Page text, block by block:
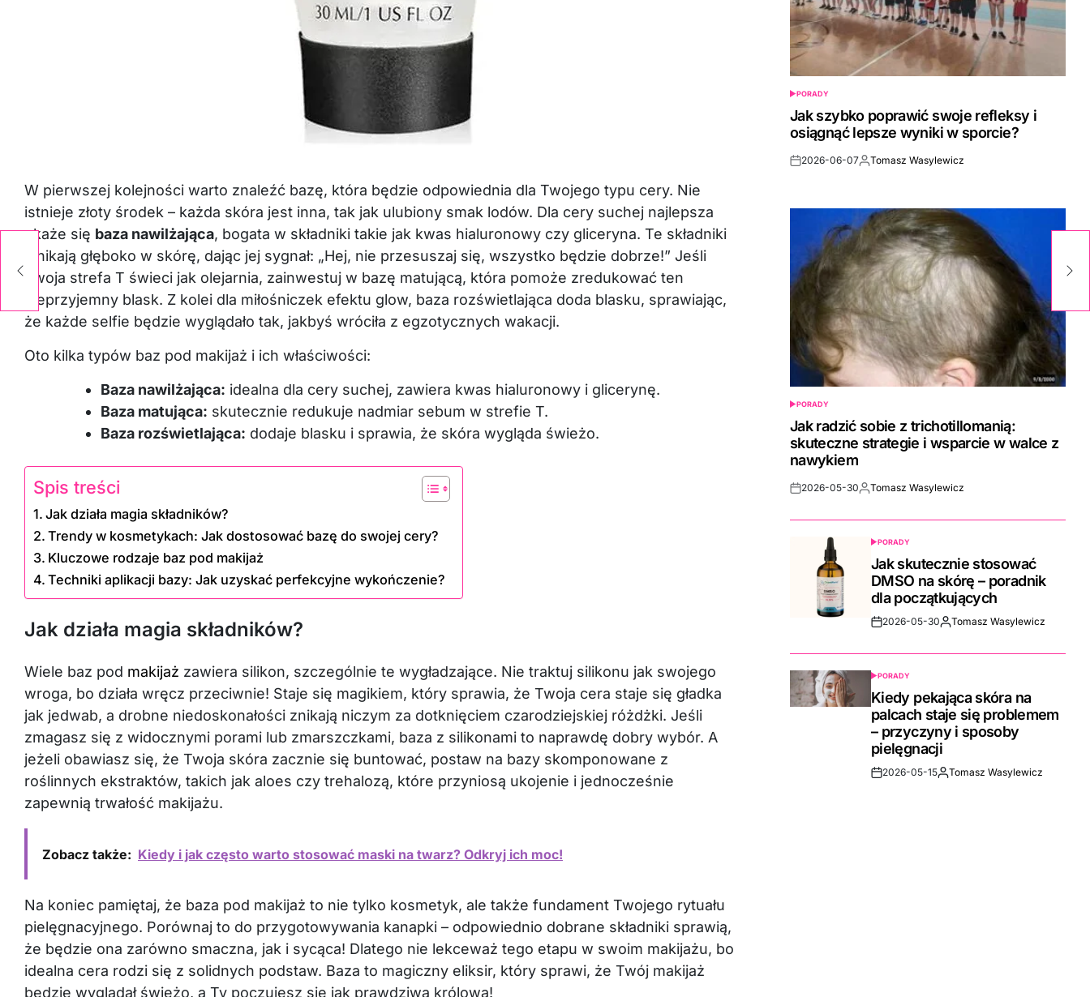
W pierwszej kolejności warto znaleźć bazę, która będzie odpowiednia dla Twojego typu cery. Nie
istnieje złoty środek – każda skóra jest inna, tak jak ulubiony smak lodów. Dla cery suchej najlepsza
okaże się baza nawilżająca, bogata w składniki takie jak kwas hialuronowy czy gliceryna. Te składniki
wnikają głęboko w skórę, dając jej sygnał: „Hej, nie przesuszaj się, wszystko będzie dobrze!” Jeśli
Twoja strefa T świeci jak olejarnia, zainwestuj w bazę matującą, która pomoże zredukować ten
nieprzyjemny blask. Z kolei dla miłośniczek efektu glow, baza rozświetlająca doda blasku, sprawiając,
że każde selfie będzie wyglądało tak, jakbyś wróciła z egzotycznych wakacji.
Oto kilka typów baz pod makijaż i ich właściwości:
Baza nawilżająca: idealna dla cery suchej, zawiera kwas hialuronowy i glicerynę.
Baza matująca: skutecznie redukuje nadmiar sebum w strefie T.
Baza rozświetlająca: dodaje blasku i sprawia, że skóra wygląda świeżo.
Spis treści
Jak działa magia składników?
Trendy w kosmetykach: Jak dostosować bazę do swojej cery?
Kluczowe rodzaje baz pod makijaż
Techniki aplikacji bazy: Jak uzyskać perfekcyjne wykończenie?
Jak działa magia składników?
Wiele baz pod makijaż zawiera silikon, szczególnie te wygładzające. Nie traktuj silikonu jak swojego
wroga, bo działa wręcz przeciwnie! Staje się magikiem, który sprawia, że Twoja cera staje się gładka
jak jedwab, a drobne niedoskonałości znikają niczym za dotknięciem czarodziejskiej różdżki. Jeśli
zmagasz się z widocznymi porami lub zmarszczkami, baza z silikonami to naprawdę dobry wybór. A
jeżeli obawiasz się, że Twoja skóra zacznie się buntować, postaw na bazy skomponowane z
roślinnych ekstraktów, takich jak aloes czy trehalozą, które przyniosą ukojenie i jednocześnie
zapewnią trwałość makijażu.
Zobacz także: Kiedy i jak często warto stosować maski na twarz? Odkryj ich moc!
Na koniec pamiętaj, że baza pod makijaż to nie tylko kosmetyk, ale także fundament Twojego rytuału
pielęgnacyjnego. Porównaj to do przygotowywania kanapki – odpowiednio dobrane składniki sprawią,
że będzie ona zarówno smaczna, jak i sycąca! Dlatego nie lekceważ tego etapu w swoim makijażu, bo
idealna cera rodzi się z solidnych podstaw. Baza to magiczny eliksir, który sprawi, że Twój makijaż
będzie wyglądał świeżo, a Ty poczujesz się jak prawdziwa królowa!
POSTED
IN
PORADY
Jak szybko poprawić swoje refleksy i
osiągnąć lepsze wyniki w sporcie?
Post2026-06-07By:Tomasz Wasylewicz
POSTED
IN
PORADY
Jak radzić sobie z trichotillomanią:
skuteczne strategie i wsparcie w walce z
nawykiem
Post2026-05-30By:Tomasz Wasylewicz
POSTED
IN
PORADY
Jak skutecznie stosować
DMSO na skórę – poradnik
dla początkujących
Post2026-05-30By:Tomasz Wasylewicz
POSTED
IN
PORADY
Kiedy pekająca skóra na
palcach staje się problemem
– przyczyny i sposoby
pielęgnacji
Post2026-05-15By:Tomasz Wasylewicz